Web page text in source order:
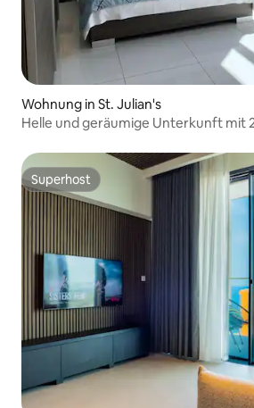
Wohnung in St. Julian's
Helle und geräumige Unterkunft mit
Superhost
Superhost